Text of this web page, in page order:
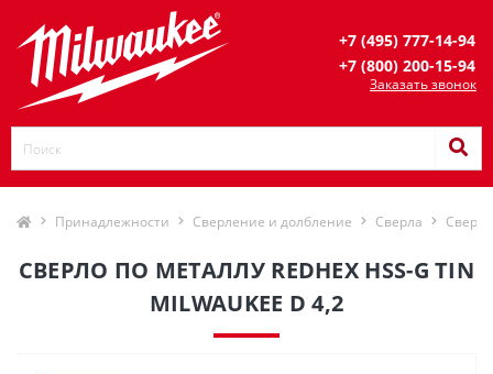
+7 (495) 777-14-94
+7 (800) 200-15-94
Заказать звонок
Принадлежности Сверление и долбление Сверла
СВЕРЛО ПО МЕТАЛЛУ REDHEX HSS-G TIN
MILWAUKEE D 4,2